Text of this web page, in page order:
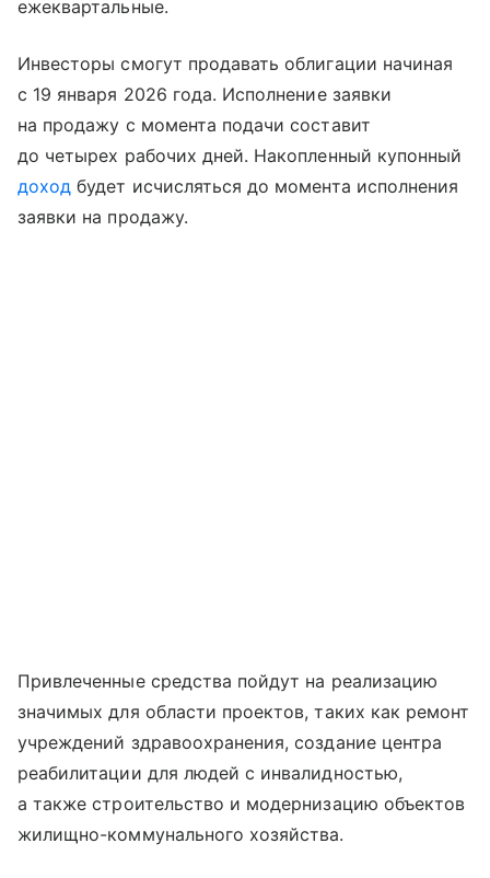
ежеквартальные.
Инвесторы смогут продавать облигации начиная
с 19 января 2026 года. Исполнение заявки
на продажу с момента подачи составит
до четырех рабочих дней. Накопленный купонный
доход будет исчисляться до момента исполнения
заявки на продажу.
Привлеченные средства пойдут на реализацию
значимых для области проектов, таких как ремонт
учреждений здравоохранения, создание центра
реабилитации для людей с инвалидностью,
а также строительство и модернизацию объектов
жилищно-коммунального хозяйства.